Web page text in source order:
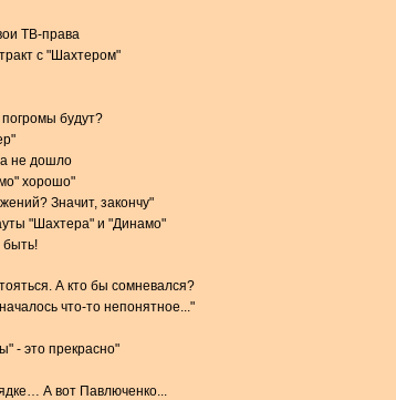
ТВ-права
с "Шахтером"
будут?
не дошло
хорошо"
Значит, закончу"
"Шахтера" и "Динамо"
быть!
А кто бы сомневался?
что-то непонятное..."
- это прекрасно"
А вот Павлюченко...